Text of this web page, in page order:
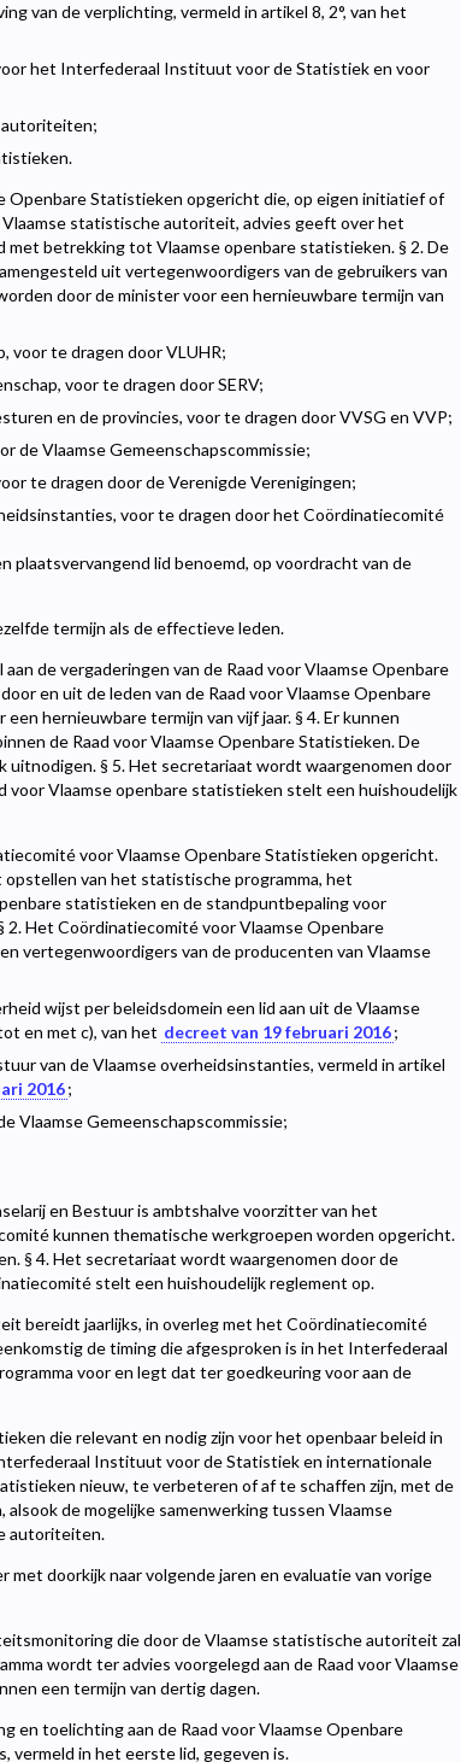
van de verplichting, vermeld in artikel 8, 2°, van het
het Interfederaal Instituut voor de Statistiek en voor
autoriteiten;
Openbare Statistieken opgericht die, op eigen initiatief of
Vlaamse statistische autoriteit, advies geeft over het
betrekking tot Vlaamse openbare statistieken. § 2. De
uit vertegenwoordigers van de gebruikers van
door de minister voor een hernieuwbare termijn van
voor te dragen door VLUHR;
voor te dragen door SERV;
en de provincies, voor te dragen door VVSG en VVP;
de Vlaamse Gemeenschapscommissie;
te dragen door de Verenigde Verenigingen;
voor te dragen door het Coördinatiecomité
lid benoemd, op voordracht van de
termijn als de effectieve leden.
de vergaderingen van de Raad voor Vlaamse Openbare
en uit de leden van de Raad voor Vlaamse Openbare
hernieuwbare termijn van vijf jaar. § 4. Er kunnen
de Raad voor Vlaamse Openbare Statistieken. De
§ 5. Het secretariaat wordt waargenomen door
voor Vlaamse openbare statistieken stelt een huishoudelijk
voor Vlaamse Openbare Statistieken opgericht.
van het statistische programma, het
statistieken en de standpuntbepaling voor
Het Coördinatiecomité voor Vlaamse Openbare
vertegenwoordigers van de producenten van Vlaamse
wijst per beleidsdomein een lid aan uit de Vlaamse
en met c), van het decreet van 19 februari 2016;
van de Vlaamse overheidsinstanties, vermeld in artikel
2016;
Vlaamse Gemeenschapscommissie;
en Bestuur is ambtshalve voorzitter van het
kunnen thematische werkgroepen worden opgericht.
§ 4. Het secretariaat wordt waargenomen door de
stelt een huishoudelijk reglement op.
bereidt jaarlijks, in overleg met het Coördinatiecomité
de timing die afgesproken is in het Interfederaal
voor en legt dat ter goedkeuring voor aan de
die relevant en nodig zijn voor het openbaar beleid in
Instituut voor de Statistiek en internationale
nieuw, te verbeteren of af te schaffen zijn, met de
de mogelijke samenwerking tussen Vlaamse
autoriteiten.
doorkijk naar volgende jaren en evaluatie van vorige
die door de Vlaamse statistische autoriteit zal
wordt ter advies voorgelegd aan de Raad voor Vlaamse
een termijn van dertig dagen.
toelichting aan de Raad voor Vlaamse Openbare
vermeld in het eerste lid, gegeven is.